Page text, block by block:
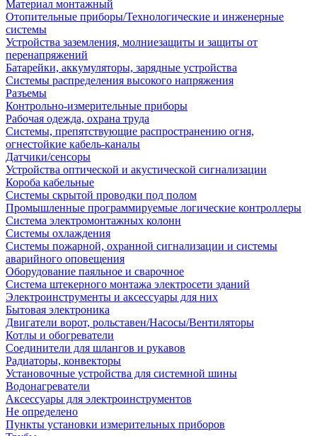
Материал монтажный
Отопительные приборы/Технологические и инженерные
системы
Устройства заземления, молниезащиты и защиты от
перенапряжений
Батарейки, аккумуляторы, зарядные устройства
Системы распределения высокого напряжения
Разъемы
Контрольно-измерительные приборы
Рабочая одежда, охрана труда
Системы, препятствующие распространению огня,
огнестойкие кабель-каналы
Датчики/сенсоры
Устройства оптической и акустической сигнализации
Короба кабельные
Системы скрытой проводки под полом
Промышленные программируемые логические контроллеры
Система электромонтажных колонн
Системы охлаждения
Системы пожарной, охранной сигнализации и системы
аварийного оповещения
Оборудование паяльное и сварочное
Система штекерного монтажа электросети зданий
Электроинструменты и аксессуары для них
Бытовая электроника
Двигатели ворот, рольставен/Насосы/Вентиляторы
Котлы и обогреватели
Соединители для шлангов и рукавов
Радиаторы, конвекторы
Установочные устройства для системной шины
Водонагреватели
Аксессуары для электроинструментов
Не определено
Пункты установки измерительных приборов